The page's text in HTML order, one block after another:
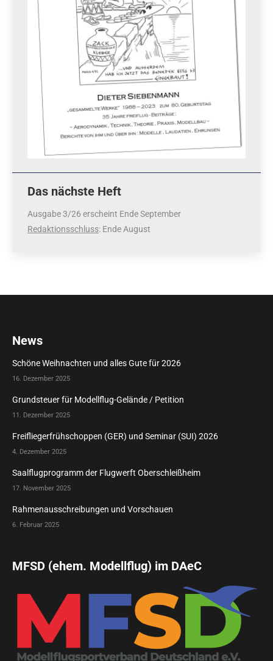
Das nächste Heft
Ausgabe 3/26 erscheint Ende September
Redaktionsschluss: Ende August
News
Schöne Weihnachten und alles Gute für 2026
16. Dezember 2025
Grundsteuer für Modellflug-Gelände / Petition
11. Dezember 2025
Freifliegerfrühschoppen (GER) und Seminar (SUI) 2026
4. Dezember 2025
Saalflugprogramm der Flugwerft Oberschleißheim
17. November 2025
Rahmenausschreibungen und Vorschauen
6. Februar 2025
MFSD (ehem. Modellflug) im DAeC